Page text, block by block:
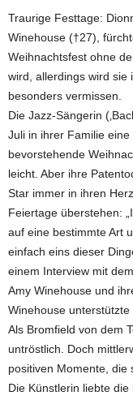
Traurige Festtage:
Winehouse (†27),
Weihnachtsfest ohne
wird, allerdings wird sie
besonders vermissen.
Die Jazz-Sängerin
Juli in ihrer Familie
bevorstehende
leicht. Aber ihre
Star immer in ihren
Feiertage überstehen:
auf eine bestimmte Art
einfach eins dieser
einem Interview mit dem
Amy Winehouse und
Winehouse
Als Bromfield von dem
untröstlich. Doch
positiven Momente, die
Die Künstlerin liebte